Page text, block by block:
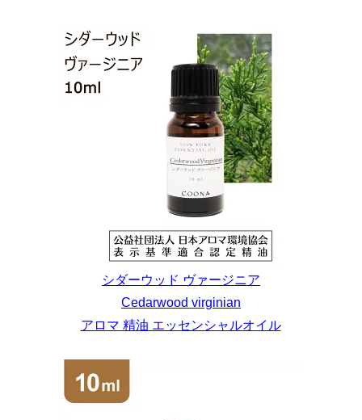
シダーウッド ヴァージニア
Cedarwood virginian
アロマ 精油 エッセンシャルオイル